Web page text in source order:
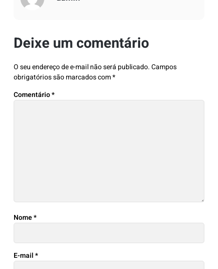
Deixe um comentário
O seu endereço de e-mail não será publicado.Campos
obrigatórios são marcados com*
Comentário*
Nome*
E-mail*